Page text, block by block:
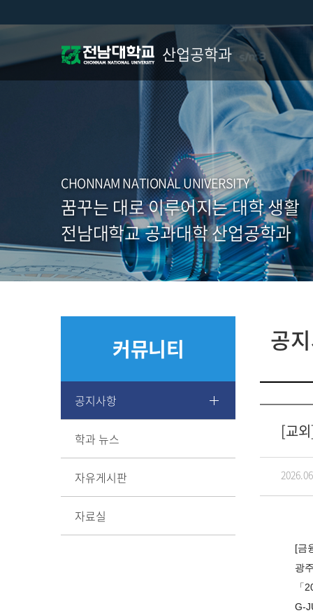
산업공학과
CHONNAM NATIONAL UNIVERSITY
꿈꾸는 대로 이루어지는 대학 생활
전남대학교 공과대학 산업공학과
커뮤니티
공지사항
학과 뉴스
자유게시판
자료실
공
[교
[금
광
「
G-